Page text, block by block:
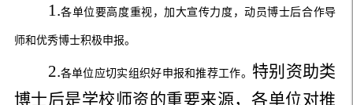
1.各单位要高度重视，加大宣传力度，动员博士后合作导
师和优秀博士积极申报。
2.各单位应切实组织好申报和推荐工作。 特别资助类
博士后是学校师资的重要来源，各单位对推